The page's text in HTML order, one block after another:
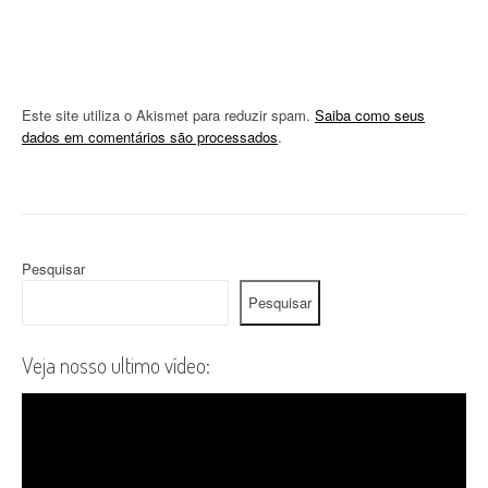
Este site utiliza o Akismet para reduzir spam. Saiba como seus
dados em comentários são processados.
Pesquisar
Pesquisar
Veja nosso ultimo vídeo: